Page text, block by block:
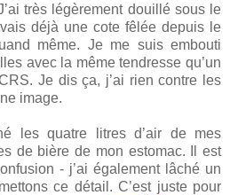
très légèrement douillé sous le
déjà une cote fêlée depuis le
même. Je me suis embouti
avec la même tendresse qu’un
Je dis ça, j’ai rien contre les
image.
les quatre litres d’air de mes
de bière de mon estomac. Il est
- j’ai également lâché un
ce détail. C’est juste pour